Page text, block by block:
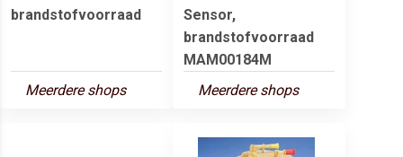
brandstofvoorraad
Meerdere shops
Sensor,
brandstofvoorraad
MAM00184M
Meerdere shops